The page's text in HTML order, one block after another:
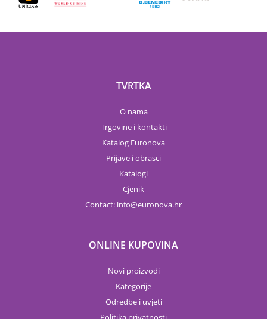
TVRTKA
O nama
Trgovine i kontakti
Katalog Euronova
Prijave i obrasci
Katalogi
Cjenik
Contact: info euronova.hr
ONLINE KUPOVINA
Novi proizvodi
Kategorije
Odredbe i uvjeti